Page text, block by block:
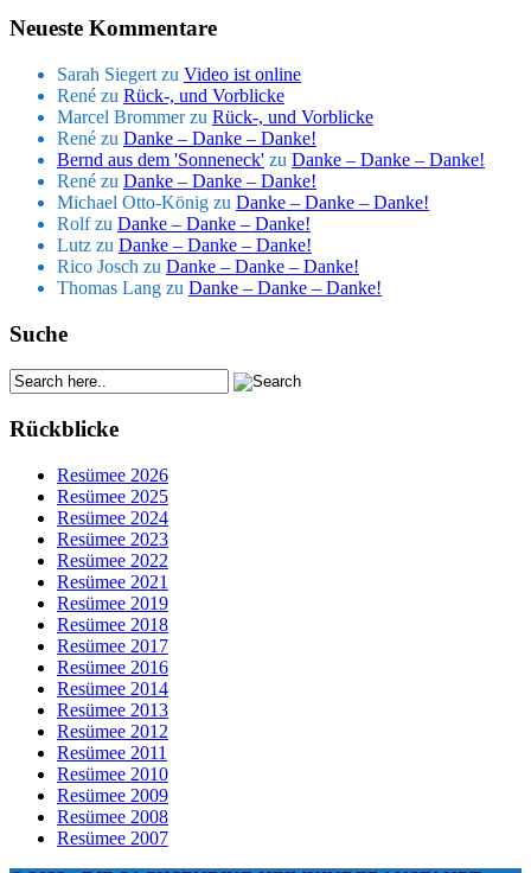
Neueste Kommentare
Sarah Siegert zu Video ist online
René zu Rück-, und Vorblicke
Marcel Brommerzu Rück-, und Vorblicke
René zu Danke – Danke – Danke!
Bernd aus dem 'Sonneneck' zu Danke – Danke – Danke!
René zu Danke – Danke – Danke!
Michael Otto-König zu Danke – Danke – Danke!
Rolfzu Danke – Danke – Danke!
Lutz zu Danke – Danke – Danke!
Rico Josch zu Danke – Danke – Danke!
Thomas Lang zu Danke – Danke – Danke!
Suche
Rückblicke
Resümee 2026
Resümee 2025
Resümee 2024
Resümee 2023
Resümee 2022
Resümee 2021
Resümee 2019
Resümee 2018
Resümee 2017
Resümee 2016
Resümee 2014
Resümee 2013
Resümee 2012
Resümee 2011
Resümee 2010
Resümee 2009
Resümee 2008
Resümee 2007